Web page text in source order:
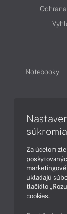
Notebooky
Ako
súkromia
Za účelom
ukladajú
tlačidlo
cookies.